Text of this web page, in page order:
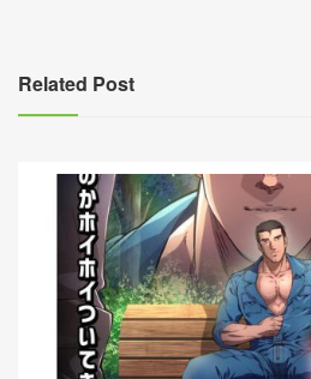
覽
Related Post